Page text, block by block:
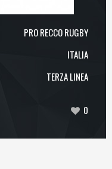
PRO RECCO RUGBY
ITALIA
TERZA LINEA
0